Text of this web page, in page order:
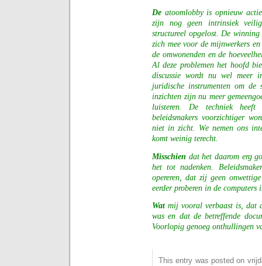
De atoomlobby is opnieuw
zijn nog geen intrinsiek
structureel opgelost. De winning
zich mee voor de mijnwerkers
de omwonenden en de
Al deze problemen het hoofd
discussie wordt nu wel meer
juridische instrumenten om
inzichten zijn nu meer
luisteren. De techniek heeft
beleidsmakers voorzichtiger
niet in zicht. We nemen ons
komt weinig terecht.
Misschien dat het daarom erg
het tot nadenken.
opereren, dat zij geen
eerder proberen in de computers
Watmij vooral verbaast is, dat
was en dat de betreffende
Voorlopig genoeg onthullingen
This entry was posted on